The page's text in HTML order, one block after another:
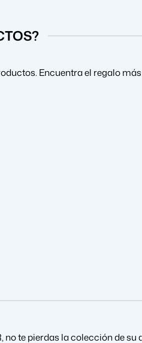
Encuentra el regalo
no te pierdas la colección de su